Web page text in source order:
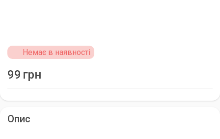
Немає в наявності
99 грн
Опис